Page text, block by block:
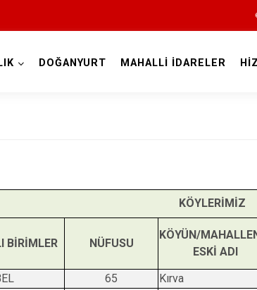
Ağlı
Araç
Azdavay
DOĞANYURT MAHALLİ İDARELER
KÖYLERİMİZ
BİRİMLER NÜFUSU
KÖYÜN/
ESKİ ADI
65 Kırva